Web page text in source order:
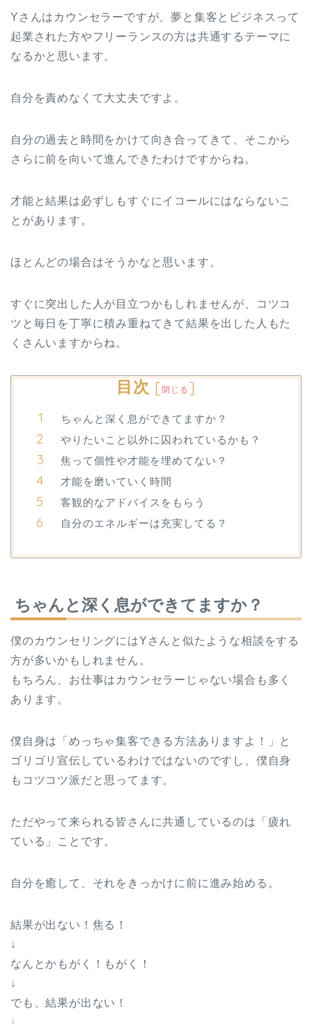
Yさんはカウンセラーですが、夢と集客とビジネスって
起業された方やフリーランスの方は共通するテーマに
なるかと思います。
自分を責めなくて大丈夫ですよ。
自分の過去と時間をかけて向き合ってきて、そこから
さらに前を向いて進んできたわけですからね。
才能と結果は必ずしもすぐにイコールにはならないこ
とがあります。
ほとんどの場合はそうかなと思います。
すぐに突出した人が目立つかもしれませんが、コツコ
ツと毎日を丁寧に積み重ねてきて結果を出した人もた
くさんいますからね。
目次 [ 閉じる ]
ちゃんと深く息ができてますか？
やりたいこと以外に囚われているかも？
焦って個性や才能を埋めてない？
才能を磨いていく時間
客観的なアドバイスをもらう
自分のエネルギーは充実してる？
ちゃんと深く息ができてますか？
僕のカウンセリングにはYさんと似たような相談をする
方が多いかもしれません。
もちろん、お仕事はカウンセラーじゃない場合も多く
あります。
僕自身は「めっちゃ集客できる方法ありますよ！」と
ゴリゴリ宣伝しているわけではないのですし、僕自身
もコツコツ派だと思ってます。
ただやって来られる皆さんに共通しているのは「疲れ
ている」ことです。
自分を癒して、それをきっかけに前に進み始める。
結果が出ない！焦る！
↓
なんとかもがく！もがく！
↓
でも、結果が出ない！